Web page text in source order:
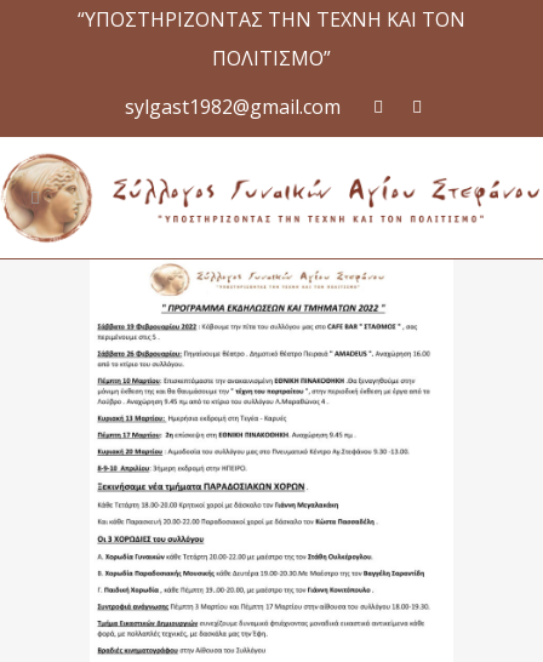
“ΥΠΟΣΤΗΡΙΖΟΝΤΑΣ ΤΗΝ ΤΕΧΝΗ ΚΑΙ ΤΟΝ
ΠΟΛΙΤΙΣΜΟ”
sylgast1982@gmail.com